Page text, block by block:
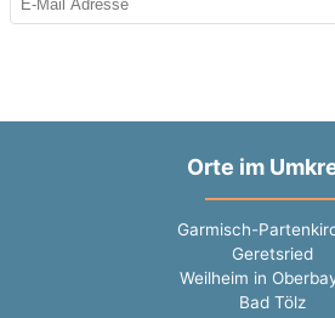
Orte im
Garmisch-
Geretsried
Weilheim in
Bad Tölz